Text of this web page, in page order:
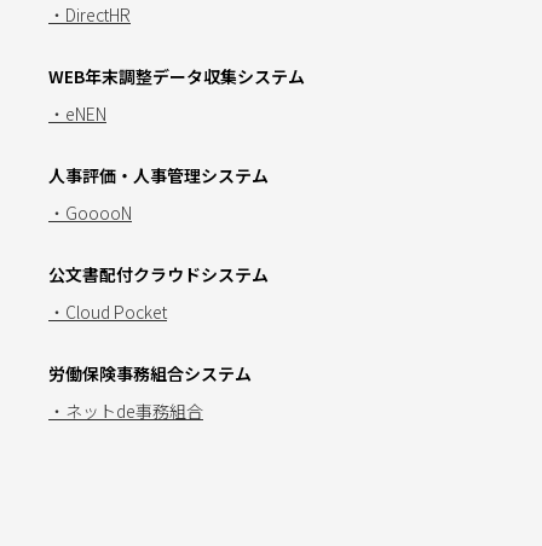
・DirectHR
WEB年末調整データ収集システム
・eNEN
人事評価・人事管理システム
・GooooN
公文書配付クラウドシステム
・Cloud Pocket
労働保険事務組合システム
・ネットde事務組合